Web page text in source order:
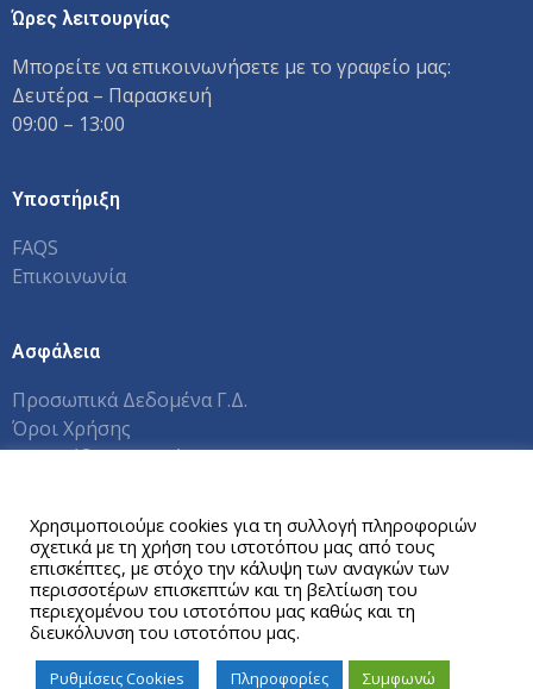
Ώρες λειτουργίας
Μπορείτε να επικοινωνήσετε με το γραφείο μας:
Δευτέρα – Παρασκευή
09:00 – 13:00
Υποστήριξη
FAQS
Επικοινωνία
Ασφάλεια
Προσωπικά Δεδομένα Γ.Δ.
Όροι Χρήσης
Εγχειρίδια Χρηστών Π.Σ.
Copyright © 2026 Γραφείο Διασύνδεσης ΕΑΠ
Χρησιμοποιούμε cookies για τη συλλογή πληροφοριών
σχετικά με τη χρήση του ιστοτόπου μας από τους
επισκέπτες, με στόχο την κάλυψη των αναγκών των
περισσοτέρων επισκεπτών και τη βελτίωση του
περιεχομένου του ιστοτόπου μας καθώς και τη
διευκόλυνση του ιστοτόπου μας.
Ρυθμίσεις Cookies Πληροφορίες Συμφωνώ